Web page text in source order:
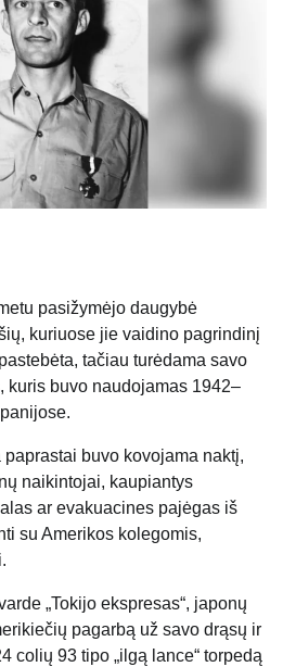
pasižymėjo daugybė
kuriuose jie vaidino pagrindinį
tačiau turėdama savo
kuris buvo naudojamas 1942–
buvo kovojama naktį,
naikintojai, kaupiantys
ar evakuacines pajėgas iš
su Amerikos kolegomis,
„Tokijo ekspresas“, japonų
pagarbą už savo drąsų ir
colių 93 tipo „ilgą lance“ torpedą